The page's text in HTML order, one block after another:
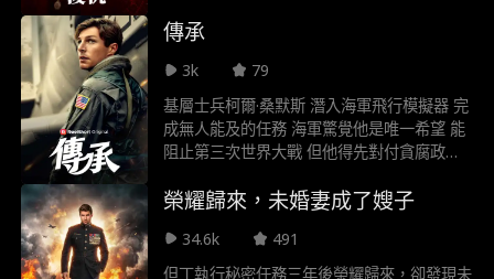
傳承
3k
79
基層士兵柯爾·桑默斯 潛入海軍飛行模擬器 完
成無人能及的任務 海軍驚覺他是唯一希望 能
阻止第三次世界大戰 但他得先對付貪腐政客
榮耀歸來，未婚妻成了嫂子
34.6k
491
但丁執行秘密任務三年後榮耀歸來，卻發現未